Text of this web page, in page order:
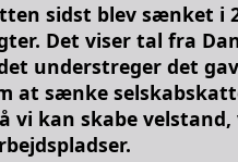
sidst blev sænket i
Det viser tal fra
understreger det
at sænke
vi kan skabe